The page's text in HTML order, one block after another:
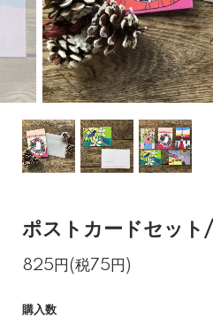
ポストカードセッ
825円(税75円)
購入数